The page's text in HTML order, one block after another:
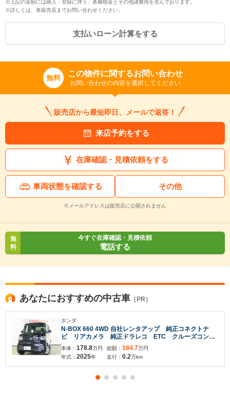
※上記の金額には購入・登録に伴う、各種税金とその他諸費用を含んでおります。
※詳しくは、各販売店までお問い合わせください。
支払いローン計算をする
無料 この物件に関するお問い合わせ
お問い合わせの内容を選択してください
販売店から最短即日、メールで返答！
来店予約をする
在庫確認・見積依頼をする
車両状態を確認する その他
※メールアドレスは販売店に公開されません
無
料
今すぐ在庫確認・見積依頼
電話する
あなたにおすすめの中古車 ［PR］
ホンダ
N-BOX 660 4WD 自社レンタアップ 純正コネクトナ
ビ リアカメラ 純正ドラレコ ETC クルーズコント
ロール 両側電動スライドドア シートヒーター フル
セグTV
本体： 178.8万円
年式： 2025年
総額： 184.7万円
走行： 0.2万km
入力途中の情報を保存しますか？
※次回問い合わせをする際に自動入力されます
※保存された情報は90
いいえ はい